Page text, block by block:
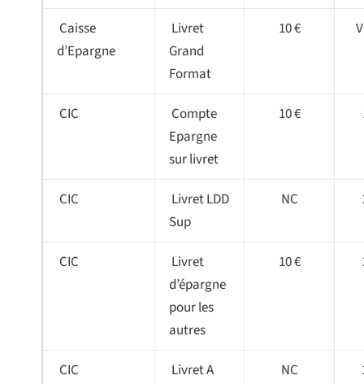
Caisse
d’Epargne
Livret
Grand
Format
10 €
CIC
Compte
Epargne
sur livret
10 €
CIC
Livret LDD
Sup
NC
CIC
Livret
d’épargne
pour les
autres
10 €
CIC
Livret A
NC